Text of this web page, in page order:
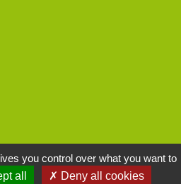
du végétal
pépinièristes de France
you control over what you want to
all ✗ Deny all cookies